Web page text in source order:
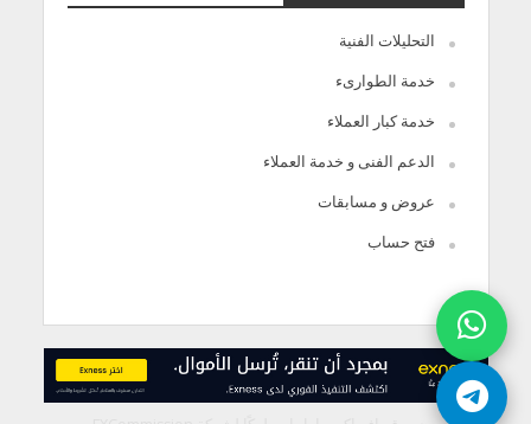
التحليلات الفنية
خدمة الطوارىء
خدمة كبار العملاء
الدعم الفنى و خدمة العملاء
عروض و مسابقات
فتح حساب